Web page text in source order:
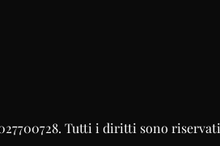
Tutti i diritti sono